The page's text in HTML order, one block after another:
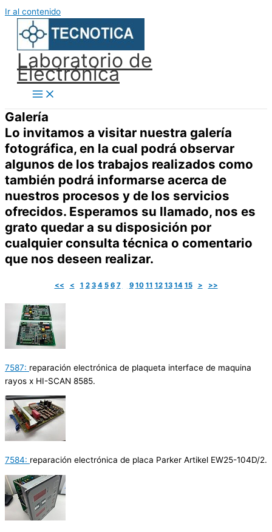
Ir al contenido
Laboratorio de
Electrónica
Galería
Lo invitamos a visitar nuestra galería
fotográfica, en la cual podrá observar
algunos de los trabajos realizados como
también podrá informarse acerca de
nuestros procesos y de los servicios
ofrecidos. Esperamos su llamado, nos es
grato quedar a su disposición por
cualquier consulta técnica o comentario
que nos deseen realizar.
<< < 1 2 3 4 5 6 7 9 10 11 12 13 14 15 > >>
7587: reparación electrónica de plaqueta interface de maquina
rayos x HI-SCAN 8585.
7584: reparación electrónica de placa Parker Artikel EW25-104D/2.